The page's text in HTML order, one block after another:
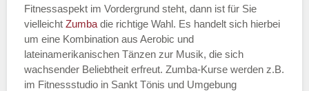
Fitnessaspekt im Vordergrund steht, dann ist für Sie
vielleicht Zumba die richtige Wahl. Es handelt sich hierbei
um eine Kombination aus Aerobic und
lateinamerikanischen Tänzen zur Musik, die sich
wachsender Beliebtheit erfreut. Zumba-Kurse werden z.B.
im Fitnessstudio in Sankt Tönis und Umgebung